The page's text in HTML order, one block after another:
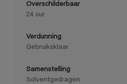
Overschilderbaar
24 uur
Verdunning
Gebruiksklaar
Samenstelling
Solventgedragen